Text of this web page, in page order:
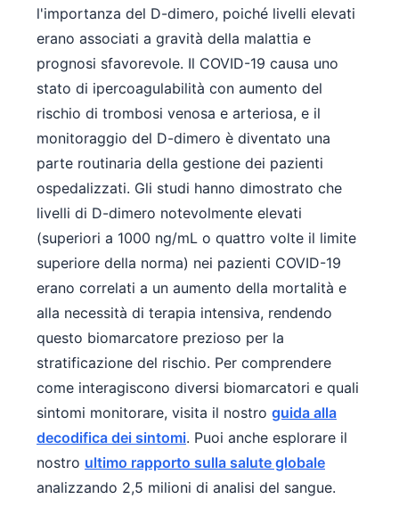
l'importanza del D-dimero, poiché livelli elevati
erano associati a gravità della malattia e
prognosi sfavorevole. Il COVID-19 causa uno
stato di ipercoagulabilità con aumento del
rischio di trombosi venosa e arteriosa, e il
monitoraggio del D-dimero è diventato una
parte routinaria della gestione dei pazienti
ospedalizzati. Gli studi hanno dimostrato che
livelli di D-dimero notevolmente elevati
(superiori a 1000 ng/mL o quattro volte il limite
superiore della norma) nei pazienti COVID-19
erano correlati a un aumento della mortalità e
alla necessità di terapia intensiva, rendendo
questo biomarcatore prezioso per la
stratificazione del rischio. Per comprendere
come interagiscono diversi biomarcatori e quali
sintomi monitorare, visita il nostro guida alla
decodifica dei sintomi. Puoi anche esplorare il
nostro ultimo rapporto sulla salute globale
analizzando 2,5 milioni di analisi del sangue.
Български
Nederlands
हिन्दी
Bahasa Indonesia
Հայերեն
Íslenska
Svenska
Bosanski
Azərbaycan dili
Eesti
Čeština
ქართული
Русский
Lietuvių kalba